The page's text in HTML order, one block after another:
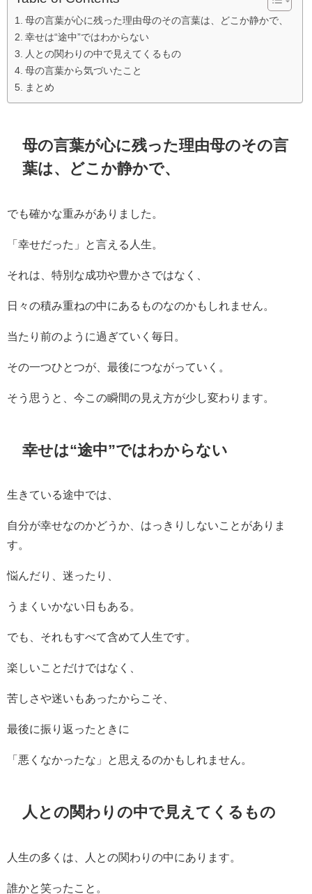
母の言葉が心に残った理由母のその言葉は、どこか静かで、
幸せは“途中”ではわからない
人との関わりの中で見えてくるもの
母の言葉から気づいたこと
まとめ
母の言葉が心に残った理由母のその言
葉は、どこか静かで、
でも確かな重みがありました。
「幸せだった」と言える人生。
それは、特別な成功や豊かさではなく、
日々の積み重ねの中にあるものなのかもしれません。
当たり前のように過ぎていく毎日。
その一つひとつが、最後につながっていく。
そう思うと、今この瞬間の見え方が少し変わります。
幸せは“途中”ではわからない
生きている途中では、
自分が幸せなのかどうか、はっきりしないことがありま
す。
悩んだり、迷ったり、
うまくいかない日もある。
でも、それもすべて含めて人生です。
楽しいことだけではなく、
苦しさや迷いもあったからこそ、
最後に振り返ったときに
「悪くなかったな」と思えるのかもしれません。
人との関わりの中で見えてくるもの
人生の多くは、人との関わりの中にあります。
誰かと笑ったこと。